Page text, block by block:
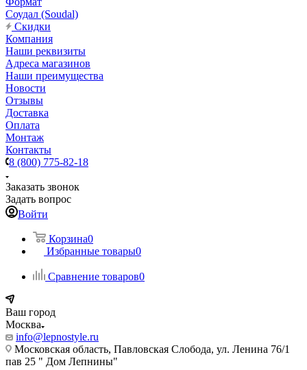
Соудал (Soudal)
Скидки
Компания
Наши реквизиты
Адреса магазинов
Наши преимущества
Новости
Отзывы
Доставка
Оплата
Монтаж
Контакты
8 (800) 775-82-18
Заказать звонок
Задать вопрос
Войти
Корзина0
Избранные товары0
Сравнение товаров0
Ваш город
Москва
info@lepnostyle.ru
Московская область, Павловская Слобода, ул. Ленина 76/1
пав 25 " Дом Лепнины"